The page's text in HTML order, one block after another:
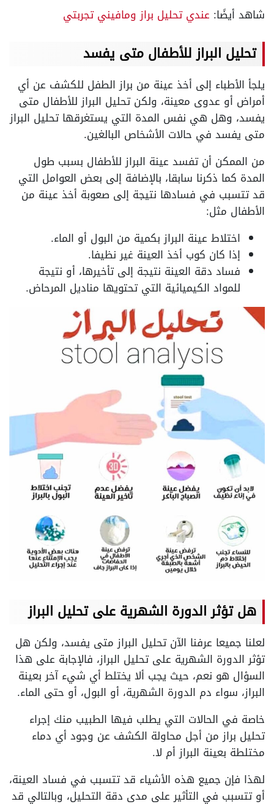
شاهد أيضًا: عندي تحليل براز ومافيني تجربتي
تحليل البراز للأطفال متى يفسد
يلجأ الأطباء إلى أخذ عينة من براز الطفل للكشف عن أي
أمراض أو عدوى معينة، ولكن تحليل البراز للأطفال متى
يفسد، وهل هي نفس المدة التي يستغرقها تحليل البراز
متى يفسد في حالات الأشخاص البالغين.
من الممكن أن تفسد عينة البراز للأطفال بسبب طول
المدة كما ذكرنا سابقا، بالإضافة إلى بعض العوامل التي
قد تتسبب في فسادها نتيجة إلى صعوبة أخذ عينة من
الأطفال مثل:
اختلاط عينة البراز بكمية من البول أو الماء.
إذا كان كوب أخذ العينة غير نظيفا.
فساد دقة العينة نتيجة إلى تأخيرها، أو نتيجة
للمواد الكيميائية التي تحتويها مناديل المرحاض.
هل تؤثر الدورة الشهرية على تحليل البراز
لعلنا جميعا عرفنا الآن تحليل البراز متى يفسد، ولكن هل
تؤثر الدورة الشهرية على تحليل البراز، فالإجابة على هذا
السؤال هو نعم، حيث يجب ألا يختلط أي شيء آخر بعينة
البراز، سواء دم الدورة الشهرية، أو البول، أو حتى الماء.
خاصة في الحالات التي يطلب فيها الطبيب منك إجراء
تحليل براز من أجل محاولة الكشف عن وجود أي دماء
مختلطة بعينة البراز أم لا.
لهذا فإن جميع هذه الأشياء قد تتسبب في فساد العينة،
أو تتسبب في التأثير على مدى دقة التحليل، وبالتالي قد